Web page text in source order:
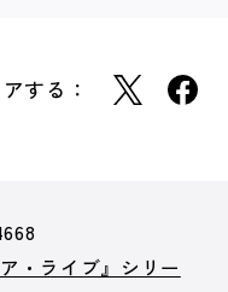
する：
ア・ライブ』シリー